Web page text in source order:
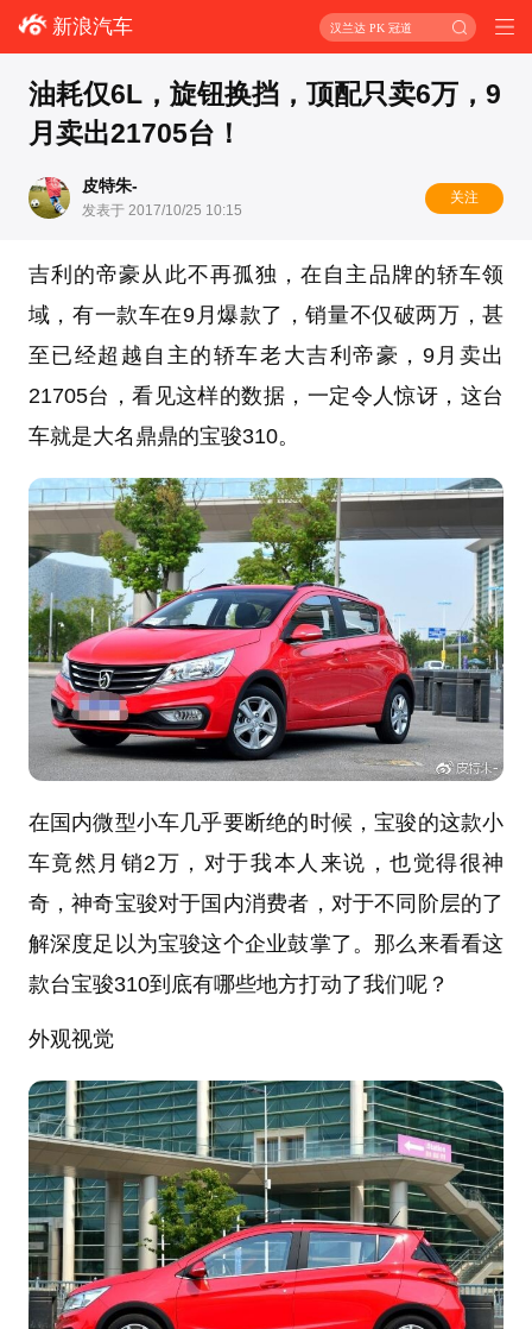
新浪汽车 汉兰达 PK 冠道
油耗仅6L，旋钮换挡，顶配只卖6万，9
月卖出21705台！
皮特朱-
发表于 2017/10/25 10:15
关注
吉利的帝豪从此不再孤独，在自主品牌的轿车领
域，有一款车在9月爆款了，销量不仅破两万，甚
至已经超越自主的轿车老大吉利帝豪，9月卖出
21705台，看见这样的数据，一定令人惊讶，这台
车就是大名鼎鼎的宝骏310。
在国内微型小车几乎要断绝的时候，宝骏的这款小
车竟然月销2万，对于我本人来说，也觉得很神
奇，神奇宝骏对于国内消费者，对于不同阶层的了
解深度足以为宝骏这个企业鼓掌了。那么来看看这
款台宝骏310到底有哪些地方打动了我们呢？
外观视觉